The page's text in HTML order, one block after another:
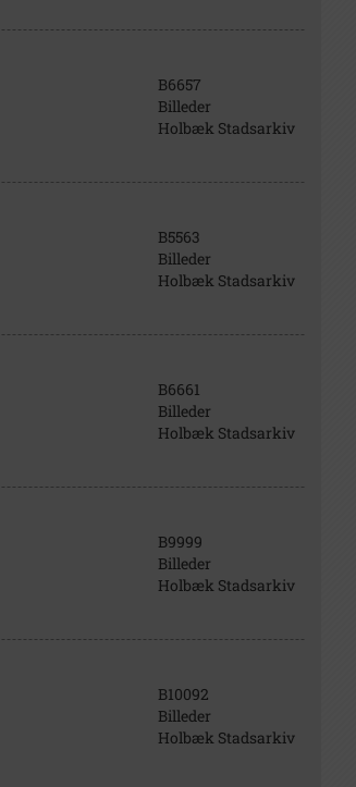
B6657
Billeder
Holbæk Stadsarkiv
B5563
Billeder
Holbæk Stadsarkiv
B6661
Billeder
Holbæk Stadsarkiv
B9999
Billeder
Holbæk Stadsarkiv
B10092
Billeder
Holbæk Stadsarkiv